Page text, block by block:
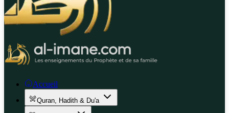
Accueil
Quran, Hadith & Du'a